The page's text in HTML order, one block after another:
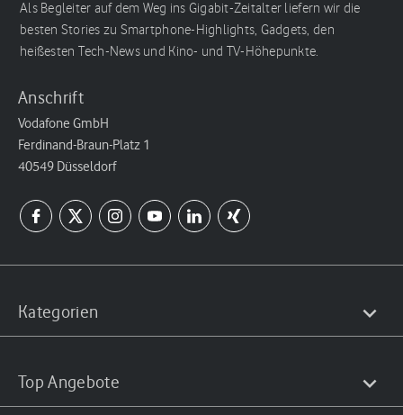
Als Begleiter auf dem Weg ins Gigabit-Zeitalter liefern wir die
besten Stories zu Smartphone-Highlights, Gadgets, den
heißesten Tech-News und Kino- und TV-Höhepunkte.
Anschrift
Vodafone GmbH
Ferdinand-Braun-Platz 1
40549 Düsseldorf
Kategorien
Top Angebote